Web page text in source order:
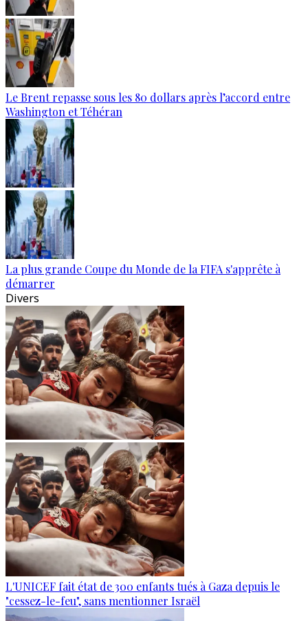
Le Brent repasse sous les 80 dollars après l’accord entre
Washington et Téhéran
La plus grande Coupe du Monde de la FIFA s'apprête à
démarrer
Divers
L'UNICEF fait état de 300 enfants tués à Gaza depuis le
"cessez-le-feu", sans mentionner Israël